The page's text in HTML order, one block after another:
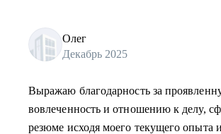
Олег
Декабрь 2025
Выражаю благодарность за
вовлеченность и отношению к делу,
резюме исходя моего текущего опыта